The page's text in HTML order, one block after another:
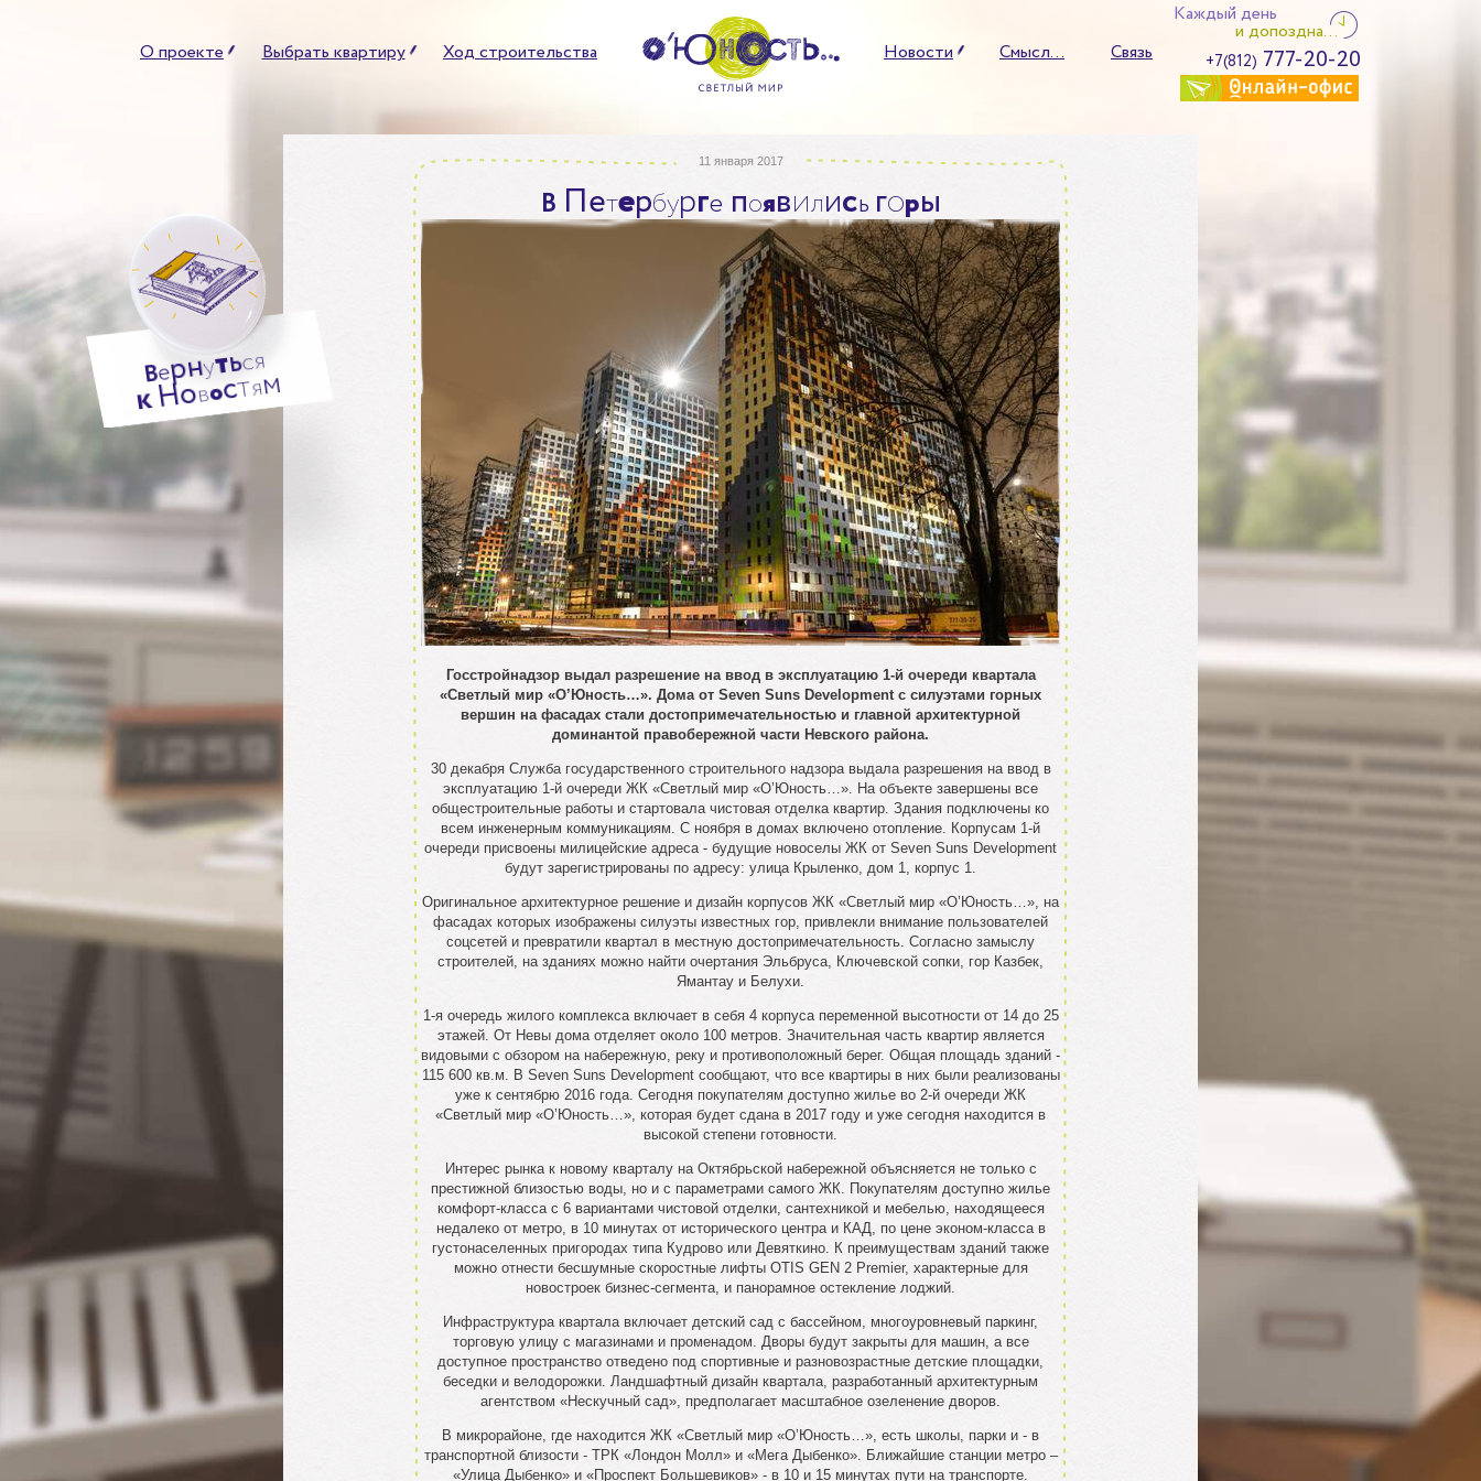
Каждый день
и допоздна...
+7(812) 777-20-20
О проекте Выбрать квартиру Ход строительства Новости Смысл... Связь
Вернуться
кНовостям
11 января 2017
В Петербурге появились горы
Госстройнадзор выдал разрешение на ввод в эксплуатацию 1-й очереди квартала
«Светлый мир «О’Юность…». Дома от Seven Suns Development с силуэтами горных
вершин на фасадах стали достопримечательностью и главной архитектурной
доминантой правобережной части Невского района.
30 декабря Служба государственного строительного надзора выдала разрешения на ввод в
эксплуатацию 1-й очереди ЖК «Светлый мир «О’Юность…». На объекте завершены все
общестроительные работы и стартовала чистовая отделка квартир. Здания подключены ко
всем инженерным коммуникациям. С ноября в домах включено отопление. Корпусам 1-й
очереди присвоены милицейские адреса - будущие новоселы ЖК от Seven Suns Development
будут зарегистрированы по адресу: улица Крыленко, дом 1, корпус 1.
Оригинальное архитектурное решение и дизайн корпусов ЖК «Светлый мир «О’Юность…», на
фасадах которых изображены силуэты известных гор, привлекли внимание пользователей
соцсетей и превратили квартал в местную достопримечательность. Согласно замыслу
строителей, на зданиях можно найти очертания Эльбруса, Ключевской сопки, гор Казбек,
Ямантау и Белухи.
1-я очередь жилого комплекса включает в себя 4 корпуса переменной высотности от 14 до 25
этажей. От Невы дома отделяет около 100 метров. Значительная часть квартир является
видовыми с обзором на набережную, реку и противоположный берег. Общая площадь зданий -
115 600 кв.м. В Seven Suns Development сообщают, что все квартиры в них были реализованы
уже к сентябрю 2016 года. Сегодня покупателям доступно жилье во 2-й очереди ЖК
«Светлый мир «О’Юность…», которая будет сдана в 2017 году и уже сегодня находится в
высокой степени готовности.
Интерес рынка к новому кварталу на Октябрьской набережной объясняется не только с
престижной близостью воды, но и с параметрами самого ЖК. Покупателям доступно жилье
комфорт-класса с 6 вариантами чистовой отделки, сантехникой и мебелью, находящееся
недалеко от метро, в 10 минутах от исторического центра и КАД, по цене эконом-класса в
густонаселенных пригородах типа Кудрово или Девяткино. К преимуществам зданий также
можно отнести бесшумные скоростные лифты OTIS GEN 2 Premier, характерные для
новостроек бизнес-сегмента, и панорамное остекление лоджий.
Инфраструктура квартала включает детский сад с бассейном, многоуровневый паркинг,
торговую улицу с магазинами и променадом. Дворы будут закрыты для машин, а все
доступное пространство отведено под спортивные и разновозрастные детские площадки,
беседки и велодорожки. Ландшафтный дизайн квартала, разработанный архитектурным
агентством «Нескучный сад», предполагает масштабное озеленение дворов.
В микрорайоне, где находится ЖК «Светлый мир «О’Юность…», есть школы, парки и - в
транспортной близости - ТРК «Лондон Молл» и «Мега Дыбенко». Ближайшие станции метро –
«Улица Дыбенко» и «Проспект Большевиков» - в 10 и 15 минутах пути на транспорте.